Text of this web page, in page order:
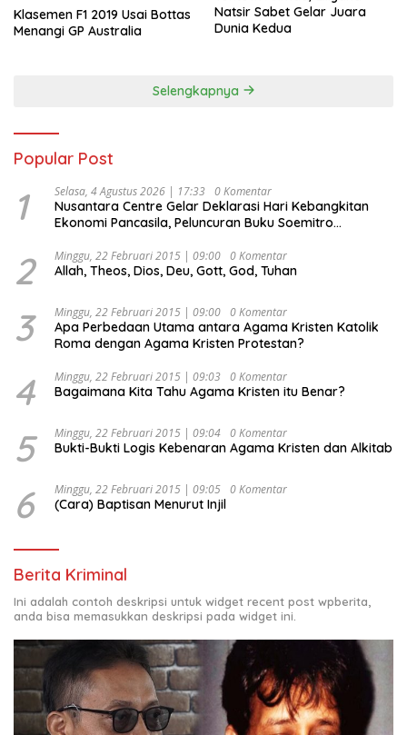
Klasemen F1 2019 Usai Bottas
Menangi GP Australia
Natsir Sabet Gelar Juara
Dunia Kedua
Selengkapnya
Popular Post
1 Selasa, 4 Agustus 2026 | 17:33 0 Komentar
Nusantara Centre Gelar Deklarasi Hari Kebangkitan
Ekonomi Pancasila, Peluncuran Buku Soemitro
Ekonomi Politik Indonesia) & Simposium Nasional
“Urgensi Undang-Undang Perekonomian Nasional dan
Indonesia Emas 2045”,
2 Minggu, 22 Februari 2015 | 09:00 0 Komentar
Allah, Theos, Dios, Deu, Gott, God, Tuhan
3 Minggu, 22 Februari 2015 | 09:00 0 Komentar
Apa Perbedaan Utama antara Agama Kristen Katolik
Roma dengan Agama Kristen Protestan?
4 Minggu, 22 Februari 2015 | 09:03 0 Komentar
Bagaimana Kita Tahu Agama Kristen itu Benar?
5 Minggu, 22 Februari 2015 | 09:04 0 Komentar
Bukti-Bukti Logis Kebenaran Agama Kristen dan Alkitab
6 Minggu, 22 Februari 2015 | 09:05 0 Komentar
(Cara) Baptisan Menurut Injil
Berita Kriminal
Ini adalah contoh deskripsi untuk widget recent post wpberita,
anda bisa memasukkan deskripsi pada widget ini.